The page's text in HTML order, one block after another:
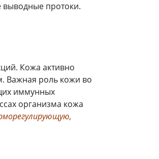
протоки.
Кожа активно
Важная роль кожи во
иммунных
организма кожа